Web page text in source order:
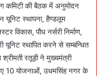
कमिटी की बैठक में अनुमोदन
यूनिट स्थापना, हैण्डलूम
विकास, पौध नर्सरी निर्माण,
यूनिट स्थापित करने से सम्बन्धित
रतूड़ी ने मुख्यमंत्री
10 योजनाओं, उधमसिंह नगर के